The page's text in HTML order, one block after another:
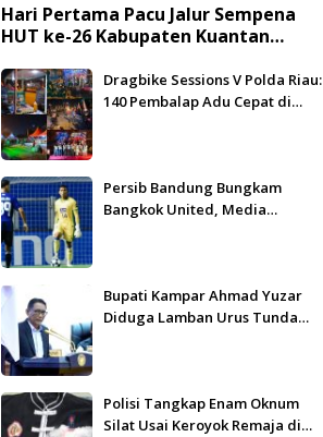
Hari Pertama Pacu Jalur Sempena
HUT ke-26 Kabupaten Kuantan
Kondusif
Dragbike Sessions V Polda Riau:
140 Pembalap Adu Cepat di
Persib Bandung Bungkam
Bangkok United, Media
Bupati Kampar Ahmad Yuzar
Diduga Lamban Urus Tunda
Polisi Tangkap Enam Oknum
Silat Usai Keroyok Remaja di